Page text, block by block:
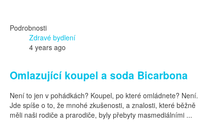
Podrobnosti
Zdravé bydlení
4 years ago
Omlazující koupel a soda Bicarbona
Není to jen v pohádkách? Koupel, po které omládnete? Není.
Jde spíše o to, že mnohé zkušenosti, a znalosti, které běžně
měli naši rodiče a prarodiče, byly přebyty masmediálními ...